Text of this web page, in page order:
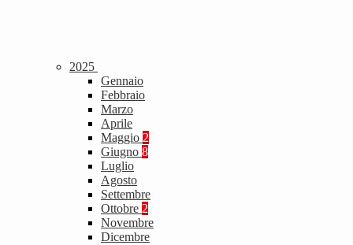
2025
Gennaio
Febbraio
Marzo
Aprile
Maggio 2
Giugno 8
Luglio
Agosto
Settembre
Ottobre 2
Novembre
Dicembre